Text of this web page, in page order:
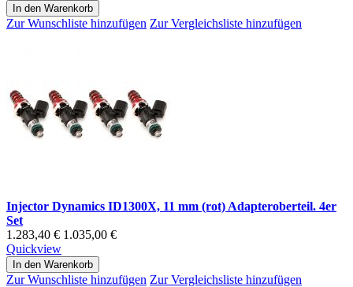
In den Warenkorb
Zur Wunschliste hinzufügen Zur Vergleichsliste hinzufügen
Injector Dynamics ID1300X, 11 mm (rot) Adapteroberteil. 4er
Set
1.283,40 € 1.035,00 €
Quickview
In den Warenkorb
Zur Wunschliste hinzufügen Zur Vergleichsliste hinzufügen